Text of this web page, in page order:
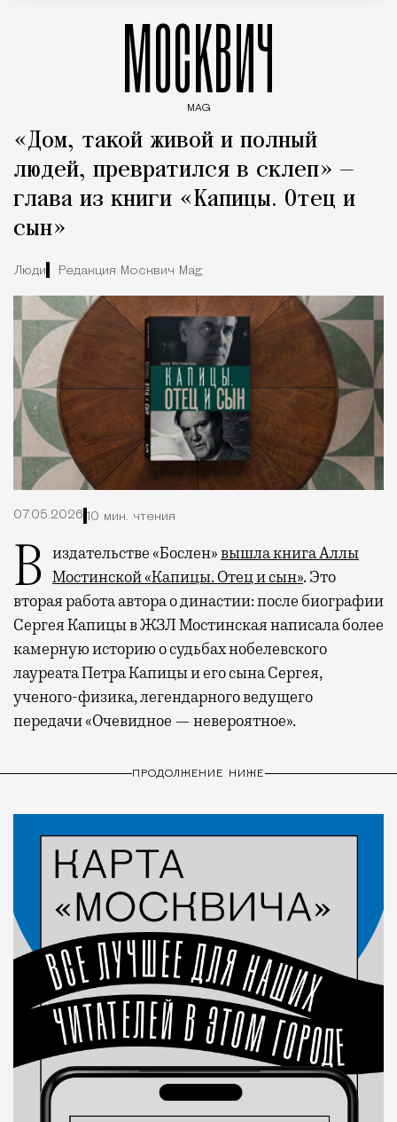
МОСКВИЧ
MAG
«Дом, такой живой и полный
людей, превратился в склеп» —
глава из книги «Капицы. Отец и
сын»
Люди Редакция Москвич Mag
07.05.2026 10 мин. чтения
В издательстве «Бослен»вышла книга Аллы
Мостинской «Капицы. Отец и сын». Это
вторая работа автора о династии: после биографии
Сергея Капицы в ЖЗЛ Мостинская написала более
камерную историю о судьбах нобелевского
лауреата Петра Капицы и его сына Сергея,
ученого-физика, легендарного ведущего
передачи «Очевидное — невероятное».
ПРОДОЛЖЕНИЕ НИЖЕ